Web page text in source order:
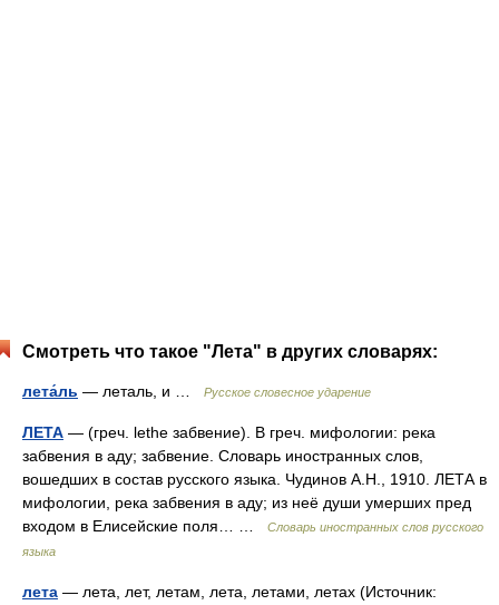
Смотреть что такое "Лета" в других словарях:
лета́ль — леталь, и … Русское словесное ударение
ЛЕТА — (греч. lethe забвение). В греч. мифологии: река
забвения в аду; забвение. Словарь иностранных слов,
вошедших в состав русского языка. Чудинов А.Н., 1910. ЛЕТА в
мифологии, река забвения в аду; из неё души умерших пред
входом в Елисейские поля… …
Словарь иностранных слов русского
языка
лета — лета, лет, летам, лета, летами, летах (Источник: